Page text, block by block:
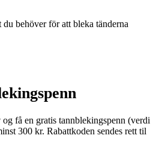
behöver för att bleka tänderna
få en gratis tannblekingspenn (verdi
300 kr. Rabattkoden sendes rett til